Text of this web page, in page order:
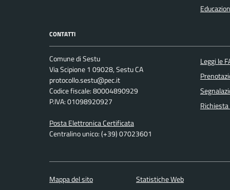
CONTATTI
Comune di Sestu
Via Scipione 1 09028, Sestu CA
protocollo.sestu@pec.it
Codice fiscale: 80004890929
P.IVA: 01098920927
Posta Elettronica Certificata
Centralino unico: (+39) 07023601
Leggi le
Mappa del sito Statistiche Web